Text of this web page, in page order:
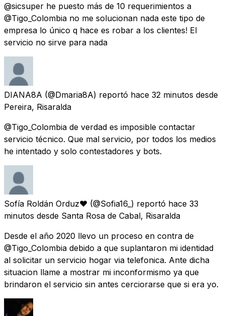
@sicsuper he puesto más de 10 requerimientos a
@Tigo_Colombia no me solucionan nada este tipo de
empresa lo único q hace es robar a los clientes! El
servicio no sirve para nada
DIANA8A (@Dmaria8A) reportó hace 32 minutos desde
Pereira, Risaralda
@Tigo_Colombia de verdad es imposible contactar
servicio técnico. Que mal servicio, por todos los medios
he intentado y solo contestadores y bots.
Sofía Roldán Orduz♥ (@Sofia16_) reportó hace 33
minutos desde Santa Rosa de Cabal, Risaralda
Desde el año 2020 llevo un proceso en contra de
@Tigo_Colombia debido a que suplantaron mi identidad
al solicitar un servicio hogar via telefonica. Ante dicha
situacion llame a mostrar mi inconformismo ya que
brindaron el servicio sin antes cerciorarse que si era yo.